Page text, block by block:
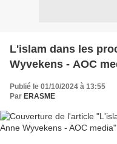
L'islam dans les
Wyvekens - AOC
Publié le 01/10/2024 à 13:55
Par ERASME